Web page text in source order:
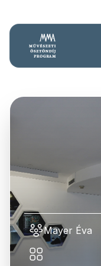
Mayer Éva